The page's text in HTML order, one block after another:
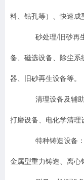
料、钻孔等）、快速成
砂处理/旧砂再
备、磁选设备、除尘系
器、旧砂再生设备等。
清理设备及辅
打磨设备、电化学清理
特种铸造设备
金属型重力铸造、离心